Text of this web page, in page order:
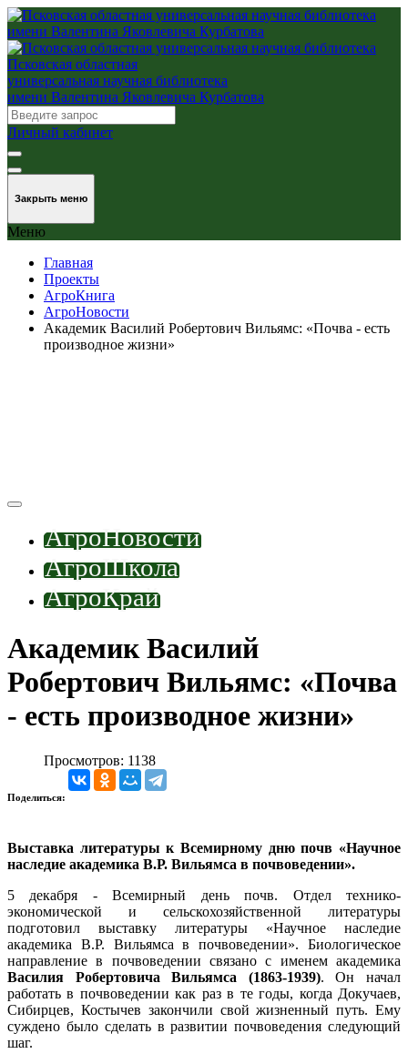
Псковская областная
универсальная научная библиотека
имени Валентина Яковлевича Курбатова
Личный кабинет
Закрыть меню
Меню
Главная
Проекты
АгроКнига
АгроНовости
Академик Василий Робертович Вильямс: «Почва - есть
производное жизни»
АгроНовости
АгроШкола
АгроКрай
Академик Василий
Робертович Вильямс: «Почва
- есть производное жизни»
Просмотров: 1138
Поделиться:
Выставка литературы к Всемирному дню почв «Научное
наследие академика В.Р. Вильямса в почвоведении».
5 декабря - Всемирный день почв. Отдел технико-
экономической и сельскохозяйственной литературы
подготовил выставку литературы «Научное наследие
академика В.Р. Вильямса в почвоведении». Биологическое
направление в почвоведении связано с именем академика
Василия Робертовича Вильямса (1863-1939). Он начал
работать в почвоведении как раз в те годы, когда Докучаев,
Сибирцев, Костычев закончили свой жизненный путь. Ему
суждено было сделать в развитии почвоведения следующий
шаг.